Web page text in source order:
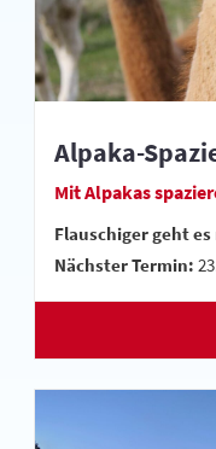
Alpaka-
Mit Alpakas
Flauschiger geht
Nächster Termin: